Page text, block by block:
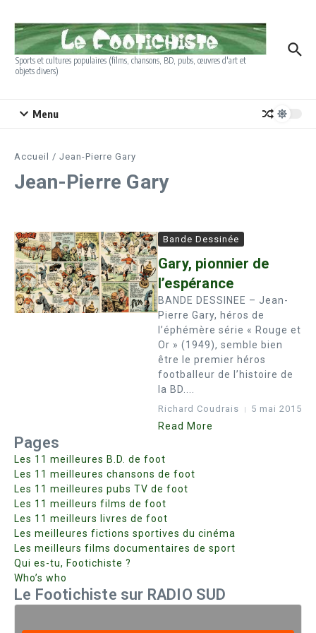
Sports et cultures populaires (films, chansons, BD, pubs, œuvres d'art et
objets divers)
Menu
Accueil / Jean-Pierre Gary
Jean-Pierre Gary
Bande Dessinée
Gary, pionnier de
l’espérance
BANDE DESSINEE – Jean-
Pierre Gary, héros de
l’éphémère série « Rouge et
Or » (1949), semble bien
être le premier héros
footballeur de l’histoire de
la BD....
Richard Coudrais 5 mai 2015
Read More
Pages
Les 11 meilleures B.D. de foot
Les 11 meilleures chansons de foot
Les 11 meilleures pubs TV de foot
Les 11 meilleurs films de foot
Les 11 meilleurs livres de foot
Les meilleures fictions sportives du cinéma
Les meilleurs films documentaires de sport
Qui es-tu, Footichiste ?
Who’s who
Le Footichiste sur RADIO SUD